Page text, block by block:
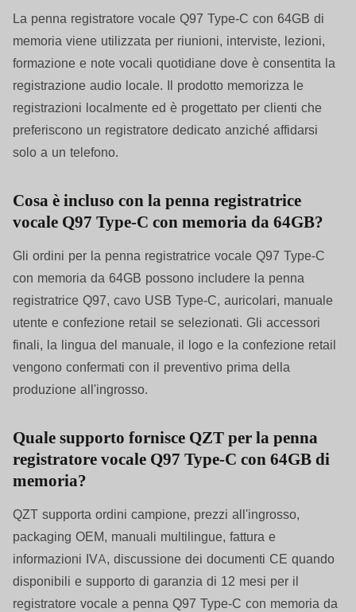
La penna registratore vocale Q97 Type-C con 64GB di
memoria viene utilizzata per riunioni, interviste, lezioni,
formazione e note vocali quotidiane dove è consentita la
registrazione audio locale. Il prodotto memorizza le
registrazioni localmente ed è progettato per clienti che
preferiscono un registratore dedicato anziché affidarsi
solo a un telefono.
Cosa è incluso con la penna registratrice
vocale Q97 Type-C con memoria da 64GB?
Gli ordini per la penna registratrice vocale Q97 Type-C
con memoria da 64GB possono includere la penna
registratrice Q97, cavo USB Type-C, auricolari, manuale
utente e confezione retail se selezionati. Gli accessori
finali, la lingua del manuale, il logo e la confezione retail
vengono confermati con il preventivo prima della
produzione all'ingrosso.
Quale supporto fornisce QZT per la penna
registratore vocale Q97 Type-C con 64GB di
memoria?
QZT supporta ordini campione, prezzi all'ingrosso,
packaging OEM, manuali multilingue, fattura e
informazioni IVA, discussione dei documenti CE quando
disponibili e supporto di garanzia di 12 mesi per il
registratore vocale a penna Q97 Type-C con memoria da